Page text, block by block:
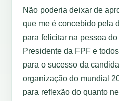
Não poderia deixar de
que me é concebido pela
para felicitar na pessoa
Presidente da FPF e
para o sucesso da
organização do mundial
para reflexão do quanto